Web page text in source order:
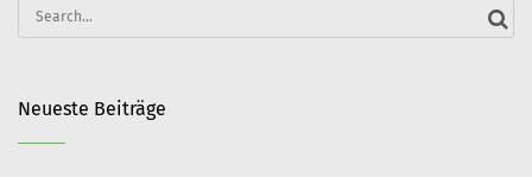
Search
for:
Neueste Beiträge